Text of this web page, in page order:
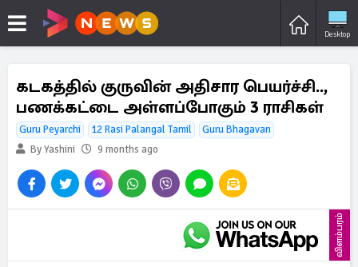
Desktop
கடகத்தில் குருவின் அதிசார பெயர்ச்சி..,
பணக்கட்டை அள்ளப்போகும் 3 ராசிகள்
Guru Peyarchi 12 Rasi Palangal Tamil
Guru Bhagavan
By Yashini
9 months ago
விளம்பரம்